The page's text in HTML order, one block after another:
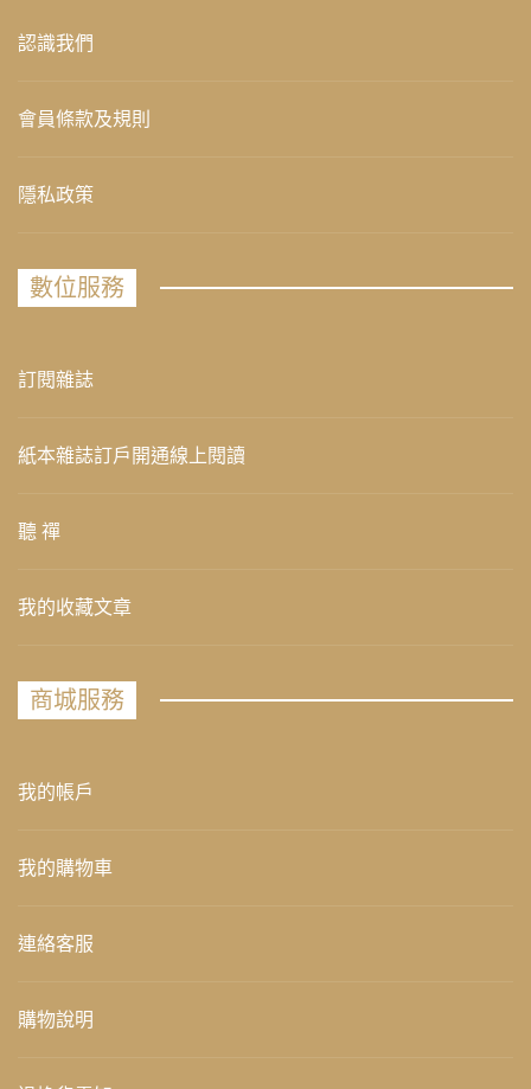
認識我們
會員條款及規則
隱私政策
數位服務
訂閱雜誌
紙本雜誌訂戶開通線上閱讀
聽 禪
我的收藏文章
商城服務
我的帳戶
我的購物車
連絡客服
購物說明